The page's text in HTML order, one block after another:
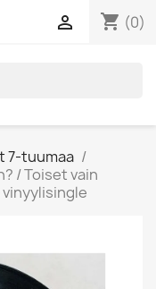
shopping_cart (0)

7-tuumaa
/ Toiset vain
vinyylisingle